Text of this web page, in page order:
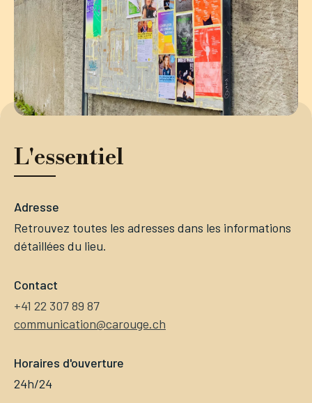
L'essentiel
Adresse
Retrouvez toutes les adresses dans les informations
détaillées du lieu.
Contact
+41 22 307 89 87
communication@carouge.ch
Horaires d'ouverture
24h/24